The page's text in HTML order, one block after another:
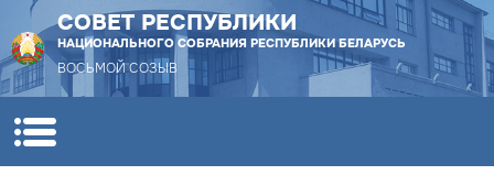
СОВЕТ РЕСПУБЛИКИ
НАЦИОНАЛЬНОГО СОБРАНИЯ РЕСПУБЛИКИ БЕЛАРУСЬ
ВОСЬМОЙ СОЗЫВ